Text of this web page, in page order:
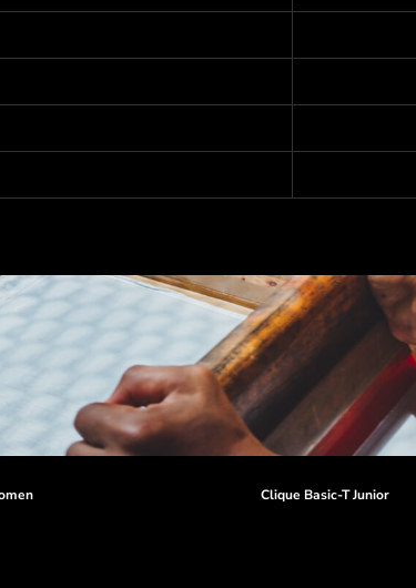
Clique Basic-T Junior